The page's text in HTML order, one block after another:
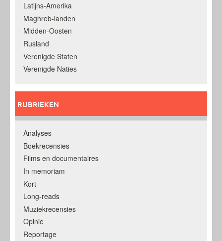
Latijns-Amerika
Maghreb-landen
Midden-Oosten
Rusland
Verenigde Staten
Verenigde Naties
RUBRIEKEN
Analyses
Boekrecensies
Films en documentaires
In memoriam
Kort
Long-reads
Muziekrecensies
Opinie
Reportage